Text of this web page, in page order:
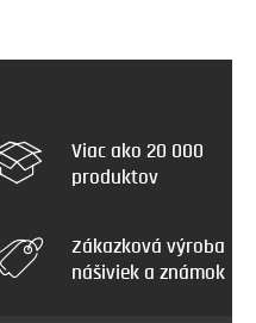
Viac ako 20 000
produktov
Zákazková výroba
nášiviek a známok